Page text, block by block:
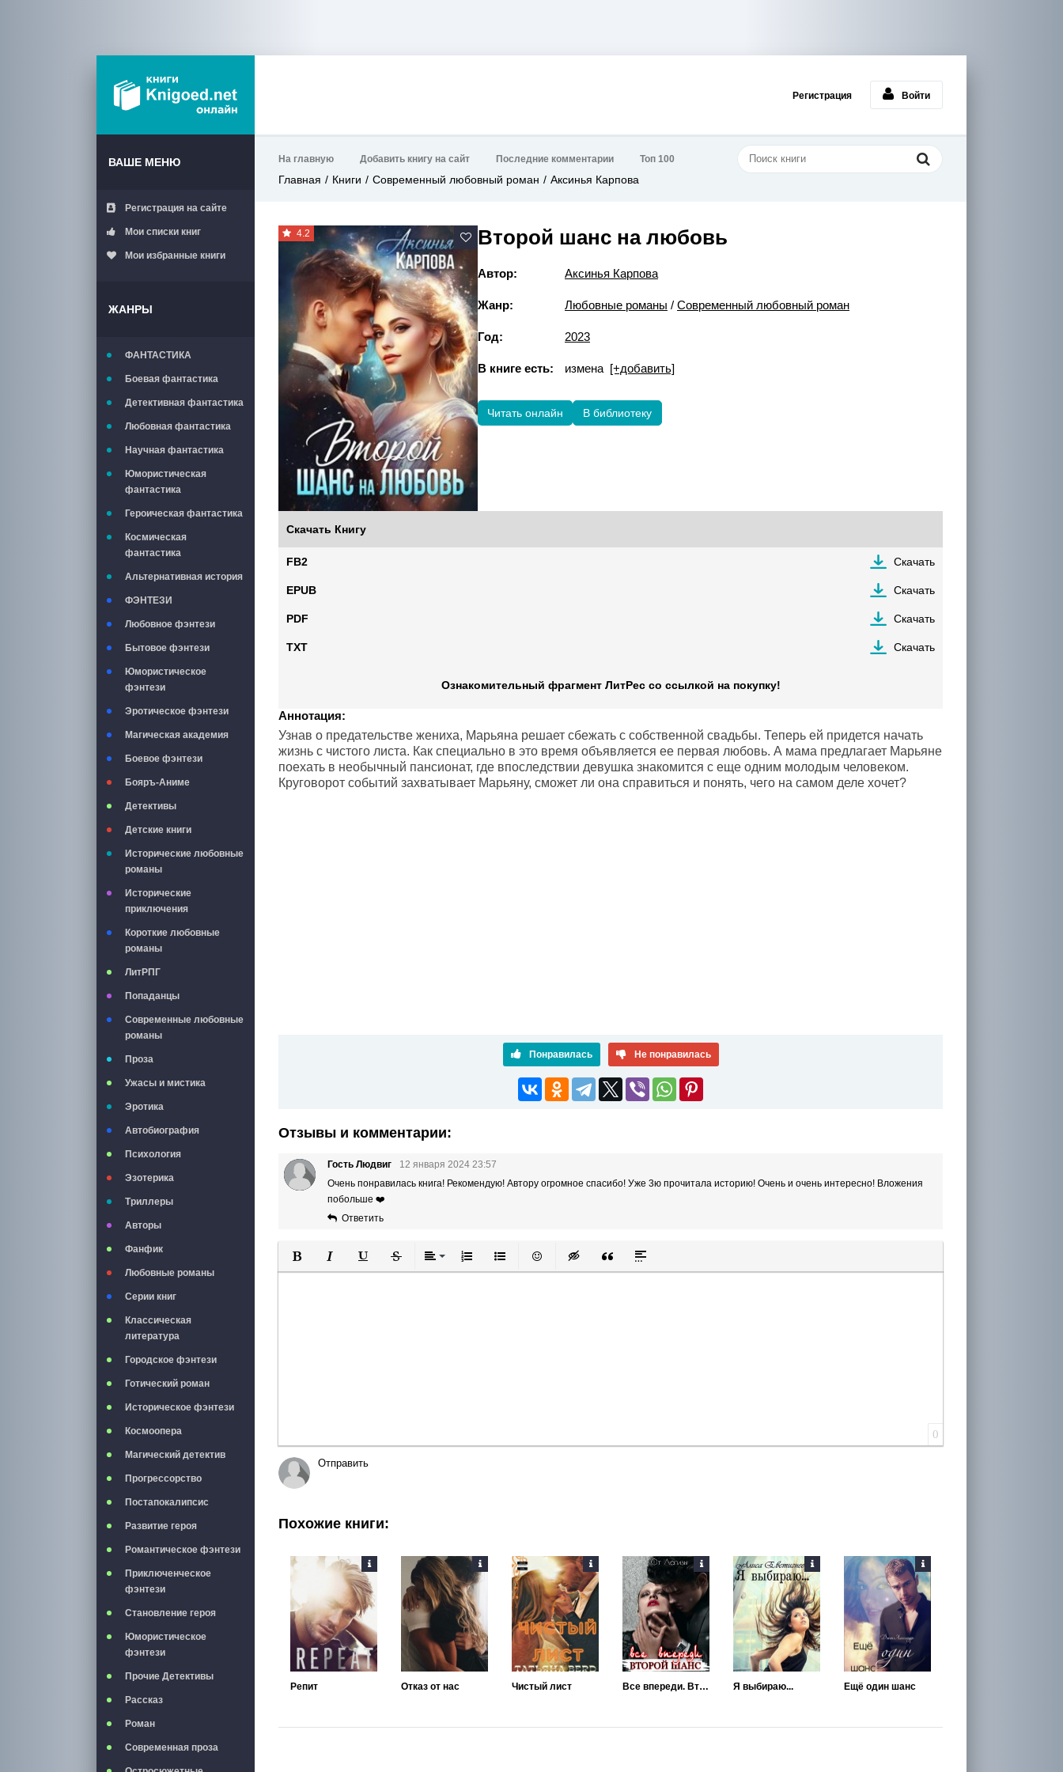
Регистрация Войти
ВАШЕ МЕНЮ
Регистрация на сайте
Мои списки книг
Мои избранные книги
ЖАНРЫ
ФАНТАСТИКА
Боевая фантастика
Детективная фантастика
Любовная фантастика
Научная фантастика
Юмористическая
фантастика
Героическая фантастика
Космическая
фантастика
Альтернативная история
ФЭНТЕЗИ
Любовное фэнтези
Бытовое фэнтези
Юмористическое
фэнтези
Эротическое фэнтези
Магическая академия
Боевое фэнтези
Бояръ-Аниме
Детективы
Детские книги
Исторические любовные
романы
Исторические
приключения
Короткие любовные
романы
ЛитРПГ
Попаданцы
Современные любовные
романы
Проза
Ужасы и мистика
Эротика
Автобиография
Психология
Эзотерика
Триллеры
Авторы
Фанфик
Любовные романы
Серии книг
Классическая
литература
Городское фэнтези
Готический роман
Историческое фэнтези
Космоопера
Магический детектив
Прогрессорство
Постапокалипсис
Развитие героя
Романтическое фэнтези
Приключенческое
фэнтези
Становление героя
Юмористическое
фэнтези
Прочие Детективы
Рассказ
Роман
Современная проза
На главную Добавить книгу на сайт Последние комментарии Топ 100
Главная Книги Современный любовный роман Аксинья Карпова
4.2 Второй шанс на любовь
Автор: Аксинья Карпова
Жанр: Любовные романы / Современный любовный роман
Год: 2023
В книге есть: измена [+добавить]
Читать онлайн В библиотеку
Скачать Книгу
FB2 Скачать
EPUB Скачать
PDF Скачать
TXT Скачать
Ознакомительный фрагмент ЛитРес со ссылкой на покупку!
Аннотация:
Узнав о предательстве жениха, Марьяна решает сбежать с собственной свадьбы. Теперь ей придется начать
жизнь с чистого листа. Как специально в это время объявляется ее первая любовь. А мама предлагает Марьяне
поехать в необычный пансионат, где впоследствии девушка знакомится с еще одним молодым человеком.
Круговорот событий захватывает Марьяну, сможет ли она справиться и понять, чего на самом деле хочет?
Понравилась Не понравилась
Отзывы и комментарии:
Гость Людвиг
12 января 2024 23:57
Очень понравилась книга! Рекомендую! Автору огромное спасибо! Уже 3ю прочитала историю! Очень и очень интересно! Вложения
побольше ❤️
Ответить
Полужирный
КурсивПодчеркнутый
ЗачеркнутыйВыравнивание
Нумерованный список
Маркированный список
Вставить смайлик
Вставка скрытого текста
Вставка цитаты
Вставка спойлера
0
Отправить
Похожие книги:
Репит Отказ от нас Чистый лист Все впереди. Второй шанс Я выбираю... Ещё один шанс